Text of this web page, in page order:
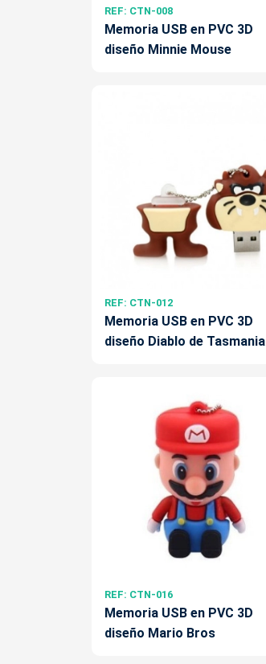
REF: CTN-008
Memoria USB en PVC 3D
diseño Minnie Mouse
REF: CTN-012
Memoria USB en PVC 3D
diseño Diablo de Tasmania
REF: CTN-016
Memoria USB en PVC 3D
diseño Mario Bros